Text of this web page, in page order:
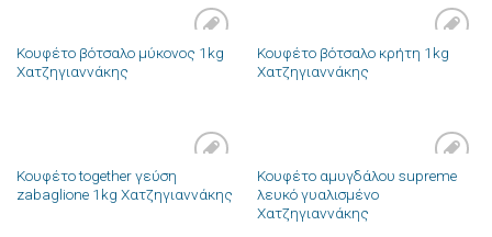
Πρόσθήκη
Κουφέτο βότσαλο μύκονος 1kg
Χατζηγιαννάκης
Πρόσθήκη
Κουφέτο βότσαλο κρήτη 1kg
Χατζηγιαννάκης
Πρόσθήκη
στην λίστα
Κουφέτο together γεύση
zabaglione 1kg Χατζηγιαννάκης
Πρόσθήκη
Κουφέτο αμυγδάλου supreme
λευκό γυαλισμένο
Χατζηγιαννάκης